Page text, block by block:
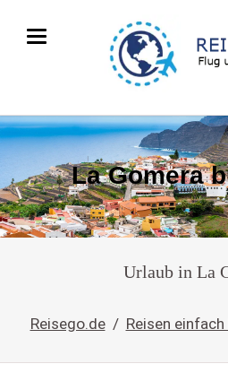
La Gomera
Urlaub in La
Reisego.de Reisen einfach